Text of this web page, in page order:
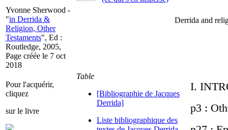
Yvonne Sherwood -
"in Derrida &
Religion, Other
Testaments", Ed :
Routledge, 2005,
Page créée le 7 oct
2018
Derrida and
Pour l'acquérir,
cliquez
sur le livre
Table
[Bibliographie de Jacques
Derrida]
Liste bibliographique des
I.
p3 :